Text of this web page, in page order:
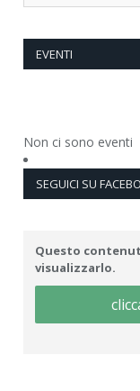
EVENTI
Non ci sono eventi
SEGUICI SU
Questo
visualizzarlo.